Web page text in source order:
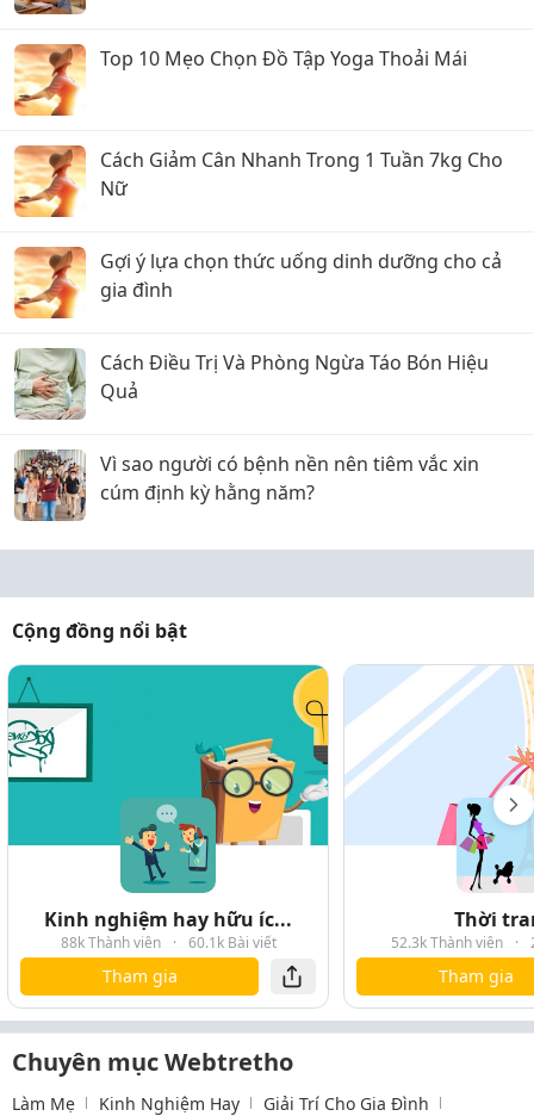
Top 10 Mẹo Chọn Đồ Tập Yoga Thoải Mái
Cách Giảm Cân Nhanh Trong 1 Tuần 7kg Cho
Nữ
Gợi ý lựa chọn thức uống dinh dưỡng cho cả
gia đình
Cách Điều Trị Và Phòng Ngừa Táo Bón Hiệu
Quả
Vì sao người có bệnh nền nên tiêm vắc xin
cúm định kỳ hằng năm?
Cộng đồng nổi bật
Kinh nghiệm hay hữu íc...
88k Thành viên · 60.1k Bài viết
Tham gia
Thời
52.3k Thành viên ·
Tham gia
Chuyên mục Webtretho
Làm Mẹ Kinh Nghiệm Hay Giải Trí Cho Gia Đình